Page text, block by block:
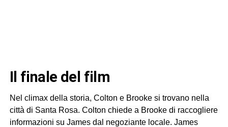
il finale del film
Nel climax della storia, Colton e Brooke si trovano nella
città di Santa Rosa. Colton chiede a Brooke di raccogliere
informazioni su James dal negoziante locale. James